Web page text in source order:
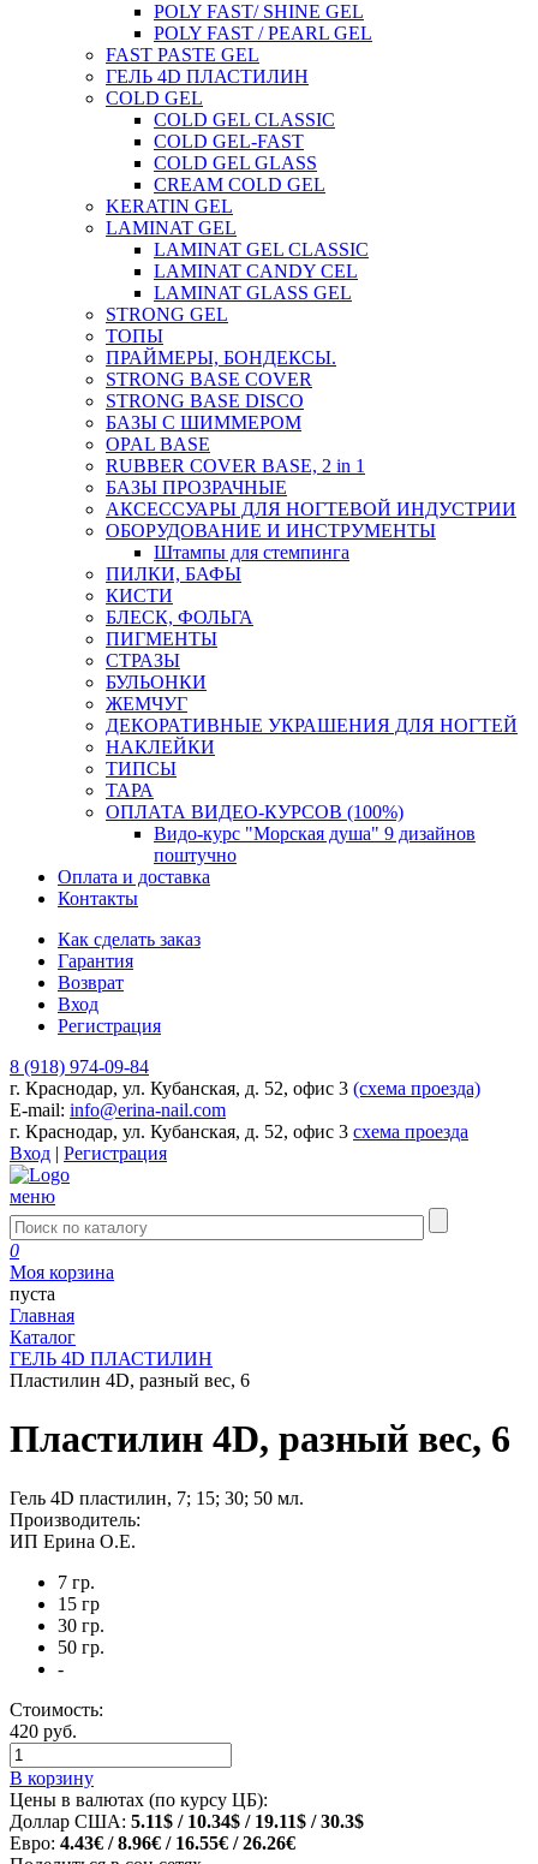
POLY FAST/ SHINE GEL
POLY FAST / PEARL GEL
FAST PASTE GEL
ГЕЛЬ 4D ПЛАСТИЛИН
COLD GEL
COLD GEL CLASSIC
COLD GEL-FAST
COLD GEL GLASS
CREAM COLD GEL
KERATIN GEL
LAMINAT GEL
LAMINAT GEL CLASSIС
LAMINAT CANDY CEL
LAMINAT GLASS GEL
STRONG GEL
ТОПЫ
ПРАЙМЕРЫ, БОНДЕКСЫ.
STRONG BASE COVER
STRONG BASE DISCO
БАЗЫ С ШИММЕРОМ
OPAL BASE
RUBBER COVER BASE, 2 in 1
БАЗЫ ПРОЗРАЧНЫЕ
АКСЕССУАРЫ ДЛЯ НОГТЕВОЙ ИНДУСТРИИ
ОБОРУДОВАНИЕ И ИНСТРУМЕНТЫ
Штампы для стемпинга
ПИЛКИ, БАФЫ
КИСТИ
БЛЕСК, ФОЛЬГА
ПИГМЕНТЫ
СТРАЗЫ
БУЛЬОНКИ
ЖЕМЧУГ
ДЕКОРАТИВНЫЕ УКРАШЕНИЯ ДЛЯ НОГТЕЙ
НАКЛЕЙКИ
ТИПСЫ
ТАРА
ОПЛАТА ВИДЕО-КУРСОВ (100%)
Видо-курс "Морская душа" 9 дизайнов
поштучно
Оплата и доставка
Контакты
Как сделать заказ
Гарантия
Возврат
Вход
Регистрация
8 (918) 974-09-84
г. Краснодар, ул. Кубанская, д. 52, офис 3 (схема проезда)
E-mail: info@erina-nail.com
г. Краснодар, ул. Кубанская, д. 52, офис 3 схема проезда
Вход | Регистрация
меню
0
Моя корзина
пуста
Главная
Каталог
ГЕЛЬ 4D ПЛАСТИЛИН
Пластилин 4D, разный вес, 6
Пластилин 4D, разный вес, 6
Гель 4D пластилин, 7; 15; 30; 50 мл.
Производитель:
ИП Ерина О.Е.
7 гр.
15 гр
30 гр.
50 гр.
-
Стоимость:
420 руб.
В корзину
Цены в валютах (по курсу ЦБ):
Доллар США: 5.11$ / 10.34$ / 19.11$ / 30.3$
Евро: 4.43€ / 8.96€ / 16.55€ / 26.26€